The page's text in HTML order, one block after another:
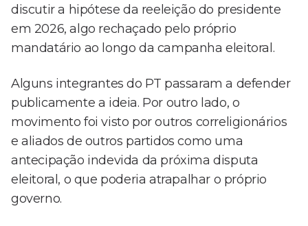
discutir a hipótese da reeleição do presidente
em 2026, algo rechaçado pelo próprio
mandatário ao longo da campanha eleitoral.
Alguns integrantes do PT passaram a defender
publicamente a ideia. Por outro lado, o
movimento foi visto por outros correligionários
e aliados de outros partidos como uma
antecipação indevida da próxima disputa
eleitoral, o que poderia atrapalhar o próprio
governo.